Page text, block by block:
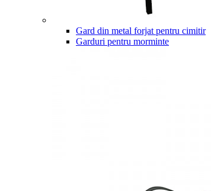
Gard din metal forjat pentru cimitir
Garduri pentru morminte